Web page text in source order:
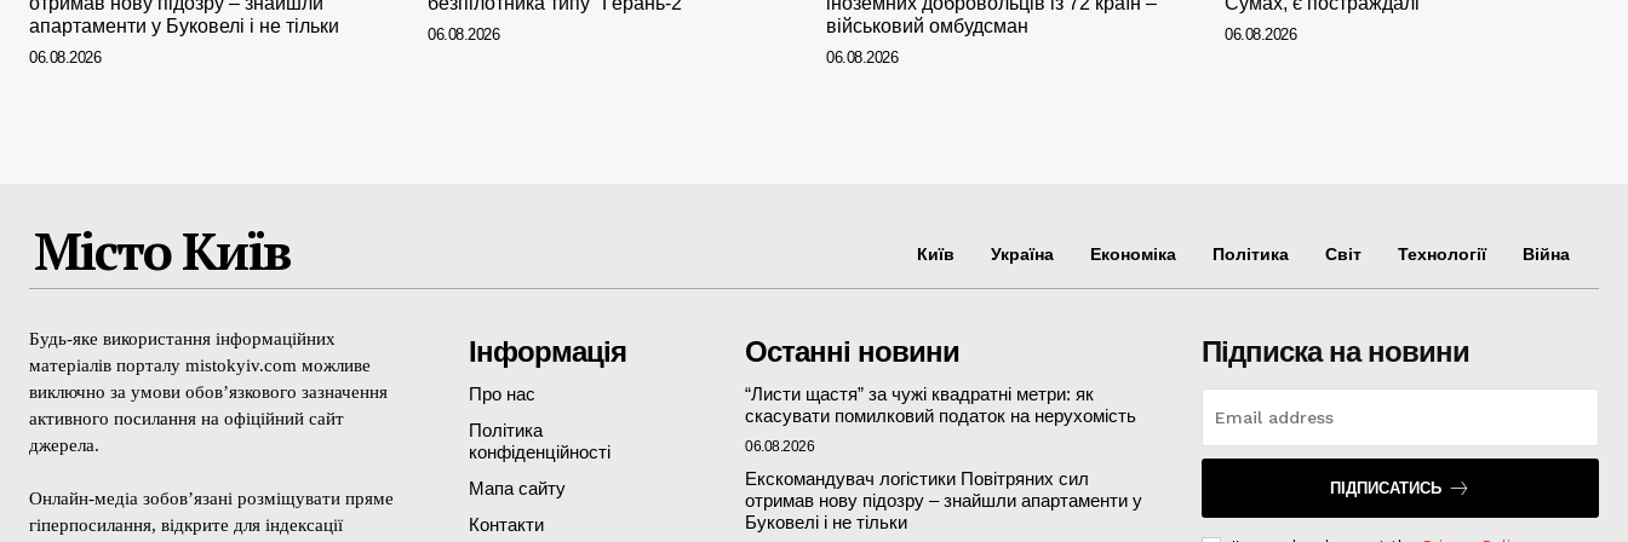
апартаменти у Буковелі і не тільки
06.08.2026
06.08.2026
військовий омбудсман
06.08.2026
06.08.2026
Місто Київ Київ Україна Економіка Політика Світ Технології Війна
Будь-яке використання інформаційних
матеріалів порталу mistokyiv.com можливе
виключно за умови обов’язкового зазначення
активного посилання на офіційний сайт
джерела.
Онлайн-медіа зобов’язані розміщувати пряме
гіперпосилання, відкрите для індексації
Інформація
Про нас
Політика
конфіденційності
Мапа сайту
Контакти
Останні новини
“Листи щастя” за чужі квадратні метри: як
скасувати помилковий податок на нерухомість
06.08.2026
Екскомандувач логістики Повітряних сил
отримав нову підозру – знайшли апартаменти у
Буковелі і не тільки
Підписка на новини
ПІДПИСАТИСЬ